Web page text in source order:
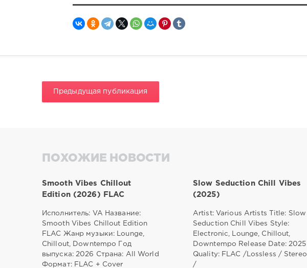
Предыдущая публикация
ПОХОЖИЕ НОВОСТИ
Smooth Vibes Chillout
Edition (2026) FLAC
Исполнитель: VA Название:
Smooth Vibes Chillout Edition
FLAC Жанр музыки: Lounge,
Chillout, Downtempo Год
выпуска: 2026 Страна: All World
Формат: FLAC + Cover
Slow Seduction Chill Vibes
(2025)
Artist: Various Artists Title: Slow
Seduction Chill Vibes Style:
Electronic, Lounge, Chillout,
Downtempo Release Date: 2025
Quality: FLAC /Lossless / Stereo
/